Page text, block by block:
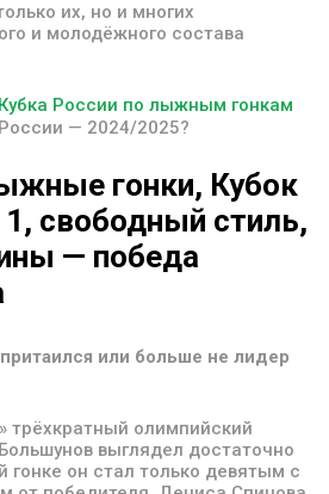
их, но и многих
и молодёжного состава
России по лыжным гонкам
— 2024/2025?
гонки, Кубок
1, свободный стиль,
— победа
или больше не лидер
трёхкратный олимпийский
выглядел достаточно
гонке он стал только девятым с